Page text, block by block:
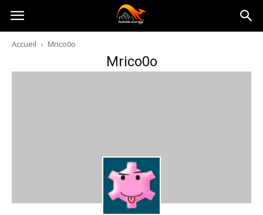
Australia-
australie.com
Accueil Mrico0o
Mrico0o